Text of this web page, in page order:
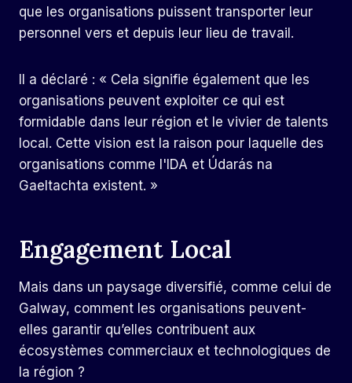
que les organisations puissent transporter leur
personnel vers et depuis leur lieu de travail.
Il a déclaré : « Cela signifie également que les
organisations peuvent exploiter ce qui est
formidable dans leur région et le vivier de talents
local. Cette vision est la raison pour laquelle des
organisations comme l'IDA et Údarás na
Gaeltachta existent. »
Engagement Local
Mais dans un paysage diversifié, comme celui de
Galway, comment les organisations peuvent-
elles garantir qu’elles contribuent aux
écosystèmes commerciaux et technologiques de
la région ?